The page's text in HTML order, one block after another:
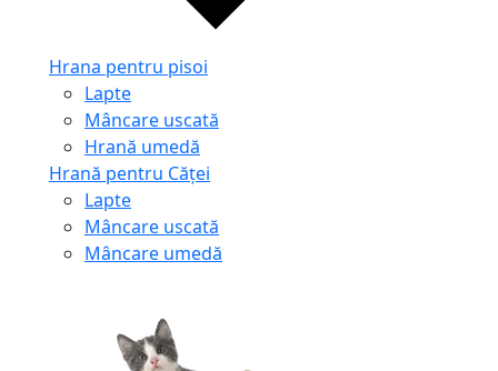
Hrana pentru pisoi
Lapte
Mâncare uscată
Hrană umedă
Hrană pentru Căței
Lapte
Mâncare uscată
Mâncare umedă